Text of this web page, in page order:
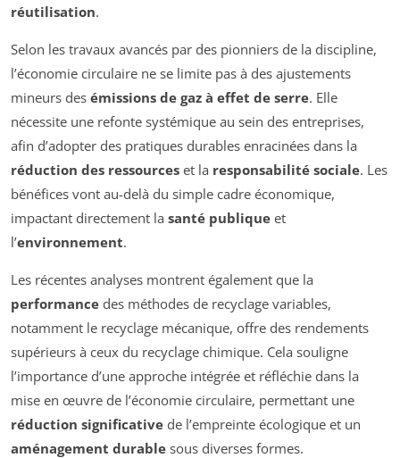
réutilisation.
Selon les travaux avancés par des pionniers de la discipline,
l’économie circulaire ne se limite pas à des ajustements
mineurs des émissions de gaz à effet de serre. Elle
nécessite une refonte systémique au sein des entreprises,
afin d’adopter des pratiques durables enracinées dans la
réduction des ressources et la responsabilité sociale. Les
bénéfices vont au-delà du simple cadre économique,
impactant directement la santé publique et
l’environnement.
Les récentes analyses montrent également que la
performance des méthodes de recyclage variables,
notamment le recyclage mécanique, offre des rendements
supérieurs à ceux du recyclage chimique. Cela souligne
l’importance d’une approche intégrée et réfléchie dans la
mise en œuvre de l’économie circulaire, permettant une
réduction significative de l’empreinte écologique et un
aménagement durable sous diverses formes.